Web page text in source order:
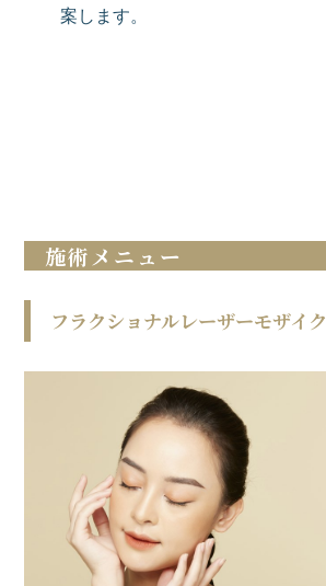
案します。
施術メニュー
フラクショナルレーザーモザイク